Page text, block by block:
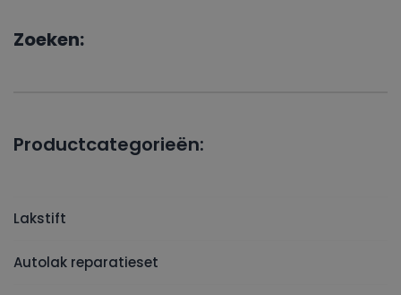
Zoeken:
Productcategorieën:
Lakstift
Autolak reparatieset